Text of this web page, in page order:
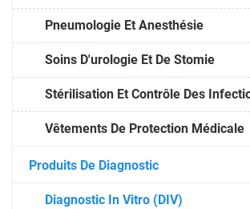
Pneumologie Et Anesthésie
Soins D'urologie Et De Stomie
Stérilisation Et Contrôle Des
Vêtements De Protection Médicale
Produits De Diagnostic
Diagnostic In Vitro (DIV)